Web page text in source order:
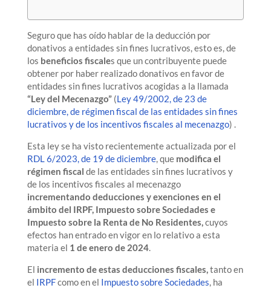
Seguro que has oído hablar de la deducción por
donativos a entidades sin fines lucrativos, esto es, de
los beneficios fiscales que un contribuyente puede
obtener por haber realizado donativos en favor de
entidades sin fines lucrativos acogidas a la llamada
“Ley del Mecenazgo”(Ley 49/2002, de 23 de
diciembre, de régimen fiscal de las entidades sin fines
lucrativos y de los incentivos fiscales al mecenazgo) .
Esta ley se ha visto recientemente actualizada por el
RDL 6/2023, de 19 de diciembre, que modifica el
régimen fiscal de las entidades sin fines lucrativos y
de los incentivos fiscales al mecenazgo
incrementando deducciones y exenciones en el
ámbito del IRPF, Impuesto sobre Sociedades e
Impuesto sobre la Renta de No Residentes,cuyos
efectos han entrado en vigor en lo relativo a esta
materia el 1 de enero de 2024.
El incremento de estas deducciones fiscales,tanto en
el IRPFcomo en el Impuesto sobre Sociedades, ha